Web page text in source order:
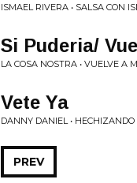
ISMAEL RIVERA • SALSA CON
Si Puderia/
LA COSA NOSTRA • VUELVE A
Vete Ya
DANNY DANIEL • HECHIZANDO
PREV